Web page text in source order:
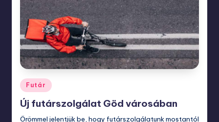
Posted
in
Futár
Új futárszolgálat Göd városában
Örömmel jelentjük be, hogy futárszolgálatunk mostantól